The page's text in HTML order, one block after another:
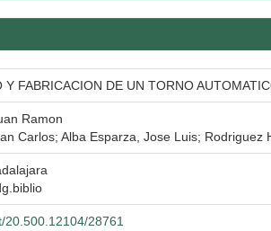
Y FABRICACION DE UN TORNO
Ramon
Carlos; Alba Esparza, Jose Luis;
28761